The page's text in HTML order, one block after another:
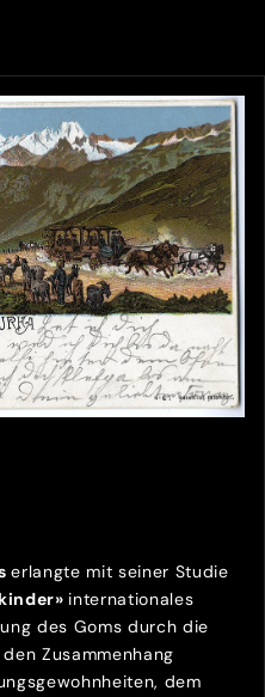
erlangte mit seiner Studie
internationales
des Goms durch die
Zusammenhang
dem